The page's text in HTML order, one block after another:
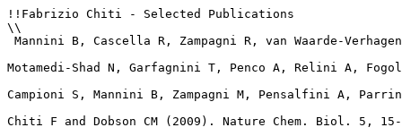
!!Fabrizio Chiti - Selected Publications
\\
Mannini B, Cascella R, Zampagni R, van Waarde-
Motamedi-Shad N, Garfagnini T, Penco A, Relini A,
Campioni S, Mannini B, Zampagni M, Pensalfini A,
Chiti F and Dobson CM (2009). Nature Chem. Biol. 5,